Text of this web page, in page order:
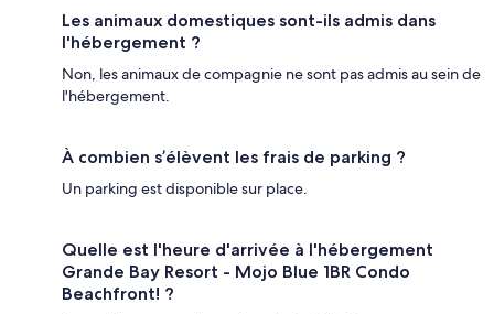
Les animaux domestiques sont-ils admis dans
l'hébergement ?
Non, les animaux de compagnie ne sont pas admis au sein de
l'hébergement.
À combien s’élèvent les frais de parking ?
Un parking est disponible sur place.
Quelle est l'heure d'arrivée à l'hébergement
Grande Bay Resort - Mojo Blue 1BR Condo
Beachfront! ?